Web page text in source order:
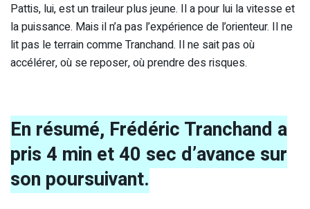
Pattis, lui, est un traileur plus jeune. Il a pour lui la vitesse et
la puissance. Mais il n’a pas l’expérience de l’orienteur. Il ne
lit pas le terrain comme Tranchand. Il ne sait pas où
accélérer, où se reposer, où prendre des risques.
En résumé, Frédéric Tranchand a
pris 4 min et 40 sec d’avance sur
son poursuivant.